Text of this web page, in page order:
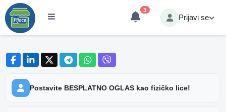
3
Prijavi se
Postavite BESPLATNO OGLAS kao fizičko lice!